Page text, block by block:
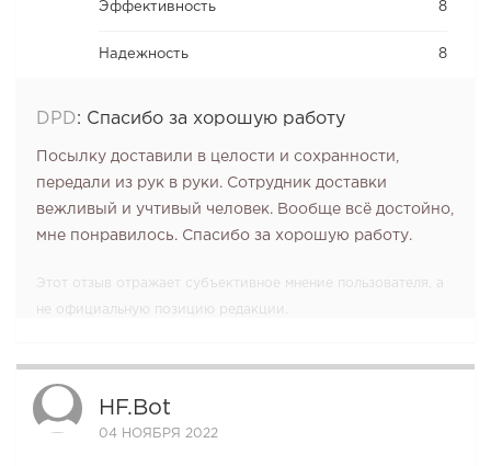
Эффективность 8
Надежность 8
DPD: Спасибо за хорошую работу
Посылку доставили в целости и сохранности,
передали из рук в руки. Сотрудник доставки
вежливый и учтивый человек. Вообще всё достойно,
мне понравилось. Спасибо за хорошую работу.
Этот отзыв отражает субъективное мнение пользователя, а
не официальную позицию редакции.
HF.bot
04 НОЯБРЯ 2022